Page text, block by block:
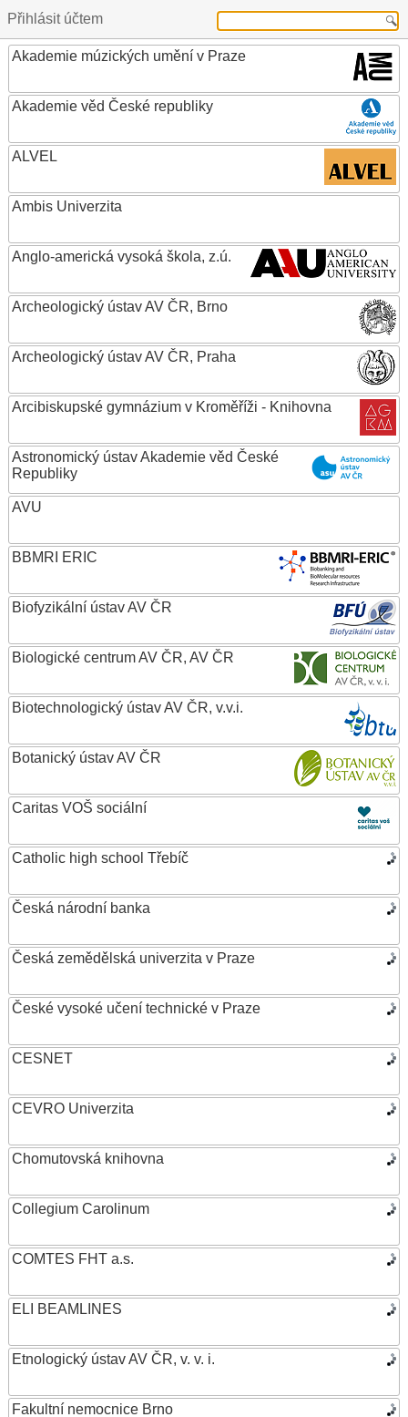
Přihlásit účtem
Akademie múzických umění v Praze
Akademie věd České republiky
ALVEL
Ambis Univerzita
Anglo-americká vysoká škola, z.ú.
Archeologický ústav AV ČR, Brno
Archeologický ústav AV ČR, Praha
Arcibiskupské gymnázium v Kroměříži - Knihovna
Astronomický ústav Akademie věd České
Republiky
AVU
BBMRI ERIC
Biofyzikální ústav AV ČR
Biologické centrum AV ČR, AV ČR
Biotechnologický ústav AV ČR, v.v.i.
Botanický ústav AV ČR
Caritas VOŠ sociální
Catholic high school Třebíč
Česká národní banka
Česká zemědělská univerzita v Praze
České vysoké učení technické v Praze
CESNET
CEVRO Univerzita
Chomutovská knihovna
Collegium Carolinum
COMTES FHT a.s.
ELI BEAMLINES
Etnologický ústav AV ČR, v. v. i.
Fakultní nemocnice Brno